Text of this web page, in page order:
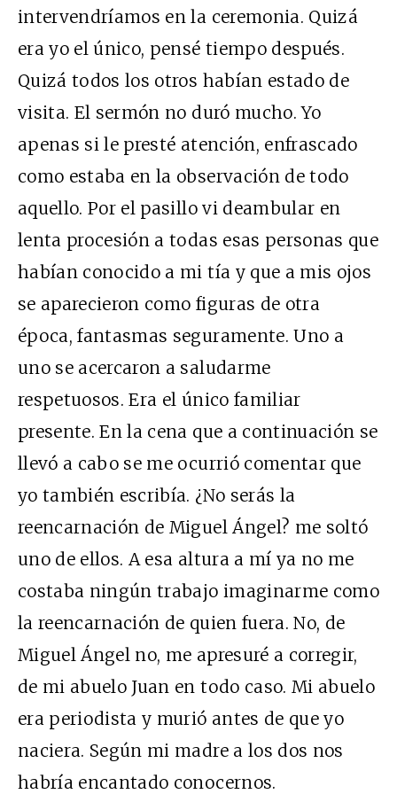
intervendríamos en la ceremonia. Quizá
era yo el único, pensé tiempo después.
Quizá todos los otros habían estado de
visita. El sermón no duró mucho. Yo
apenas si le presté atención, enfrascado
como estaba en la observación de todo
aquello. Por el pasillo vi deambular en
lenta procesión a todas esas personas que
habían conocido a mi tía y que a mis ojos
se aparecieron como figuras de otra
época, fantasmas seguramente. Uno a
uno se acercaron a saludarme
respetuosos. Era el único familiar
presente. En la cena que a continuación se
llevó a cabo se me ocurrió comentar que
yo también escribía. ¿No serás la
reencarnación de Miguel Ángel? me soltó
uno de ellos. A esa altura a mí ya no me
costaba ningún trabajo imaginarme como
la reencarnación de quien fuera. No, de
Miguel Ángel no, me apresuré a corregir,
de mi abuelo Juan en todo caso. Mi abuelo
era periodista y murió antes de que yo
naciera. Según mi madre a los dos nos
habría encantado conocernos.